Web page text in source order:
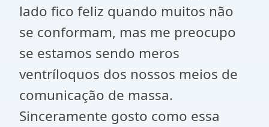
lado fico feliz quando muitos não
se conformam, mas me preocupo
se estamos sendo meros
ventríloquos dos nossos meios de
comunicação de massa.
Sinceramente gosto como essa